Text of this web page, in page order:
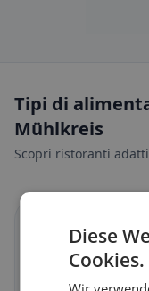
Tipi di
Mühlkreis
Scopri ristoranti
Diese
Cookies.